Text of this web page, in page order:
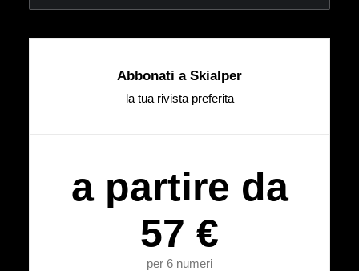
Abbonati a Skialper
la tua rivista preferita
a partire da
57 €
per 6 numeri